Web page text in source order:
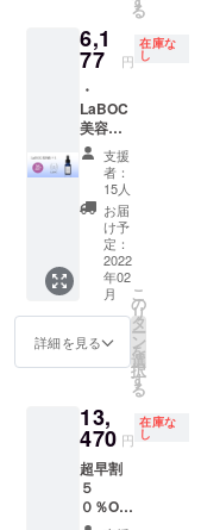
OFFの
4,290円
（送料
別）で
お届け
いたし
ます。
る
6,1
77 円
在庫な
し
・
LaBOC
美容液
1本 ・
送料一
律600円
※希望小
売価格1
個8,580
円（税
込）の
とこ
ろ、早
割35%
OFFの
5,577円
別）で
お届け
いたし
ます。
支援
者：
15人
お届
け予
定：
2022
年02
月
詳細を見る
こ
の
リ
タ
ー
ン
を
選
択
す
る
13,
470 円
在庫な
し
超早割
５
０％OF